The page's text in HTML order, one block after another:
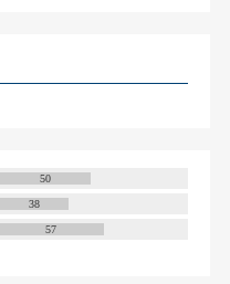
50
38
57